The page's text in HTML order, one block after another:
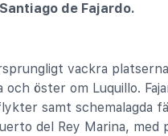
de Fajardo.
vackra
och öster om Luquillo.
samt schemalagda
del Rey Marina,